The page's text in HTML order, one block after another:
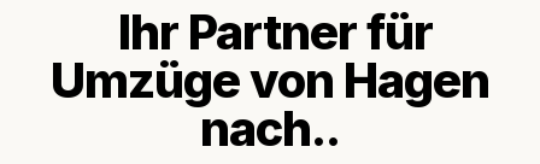
Ihr Partner für
Umzüge von Hagen
nach..